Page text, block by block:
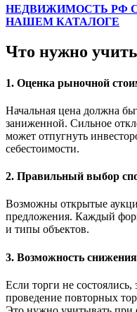
НЕДВИЖИМОСТЬ РФ
НАШЕМ КАТАЛОГЕ
Что нужно
1. Оценка рыночной
Начальная цена должна
заниженной. Сильное
может отпугнуть
себестоимости.
2. Правильный выбор
Возможны открытые
предложения. Каждый
и типы объектов.
3. Возможность
Если торги не состоялись,
проведение повторных